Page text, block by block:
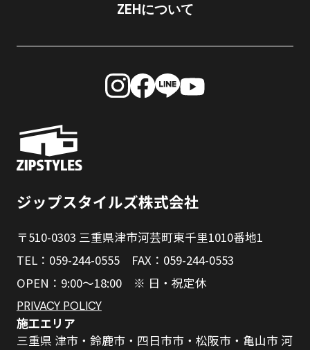
ZEHについて
ジップスタイルズ株式会社
〒510-0303 三重県津市河芸町東千里1010番地1
TEL：059-244-0555 FAX：059-244-0553
OPEN：9:00～18:00 ※ 日・祝定休
PRIVACY POLICY
施工エリア
三重県 津市・鈴鹿市・四日市市・松阪市・亀山市 河